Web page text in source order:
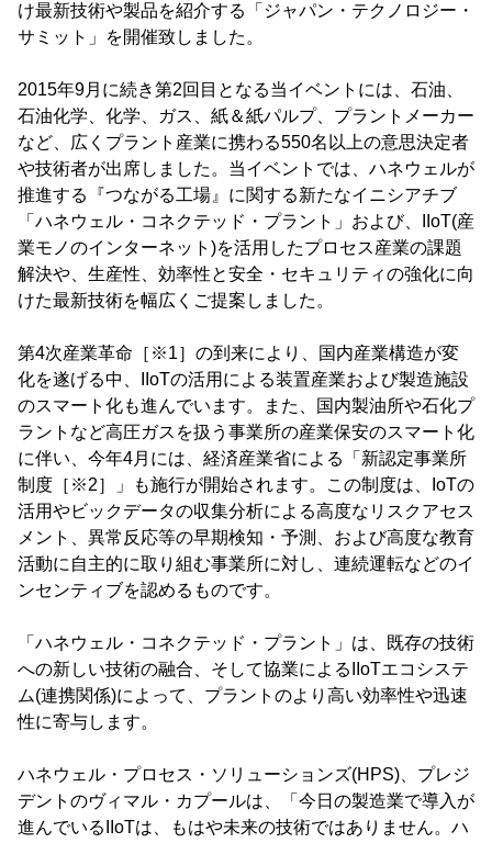
け最新技術や製品を紹介する「ジャパン・テクノロジー・
サミット」を開催致しました。
2015年9月に続き第2回目となる当イベントには、石油、
石油化学、化学、ガス、紙＆紙パルプ、プラントメーカー
など、広くプラント産業に携わる550名以上の意思決定者
や技術者が出席しました。当イベントでは、ハネウェルが
推進する『つながる工場』に関する新たなイニシアチブ
「ハネウェル・コネクテッド・プラント」および、IIoT(産
業モノのインターネット)を活用したプロセス産業の課題
解決や、生産性、効率性と安全・セキュリティの強化に向
けた最新技術を幅広くご提案しました。
第4次産業革命［※1］の到来により、国内産業構造が変
化を遂げる中、IIoTの活用による装置産業および製造施設
のスマート化も進んでいます。また、国内製油所や石化プ
ラントなど高圧ガスを扱う事業所の産業保安のスマート化
に伴い、今年4月には、経済産業省による「新認定事業所
制度［※2］」も施行が開始されます。この制度は、IoTの
活用やビックデータの収集分析による高度なリスクアセス
メント、異常反応等の早期検知・予測、および高度な教育
活動に自主的に取り組む事業所に対し、連続運転などのイ
ンセンティブを認めるものです。
「ハネウェル・コネクテッド・プラント」は、既存の技術
への新しい技術の融合、そして協業によるIIoTエコシステ
ム(連携関係)によって、プラントのより高い効率性や迅速
性に寄与します。
ハネウェル・プロセス・ソリューションズ(HPS)、プレジ
デントのヴィマル・カプールは、「今日の製造業で導入が
進んでいるIIoTは、もはや未来の技術ではありません。ハ